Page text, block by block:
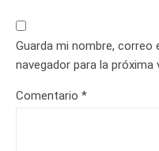
Guarda mi nombre,
navegador para la próxima
Comentario *